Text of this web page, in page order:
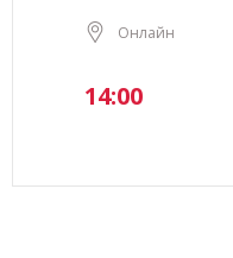
Онлайн
14:00